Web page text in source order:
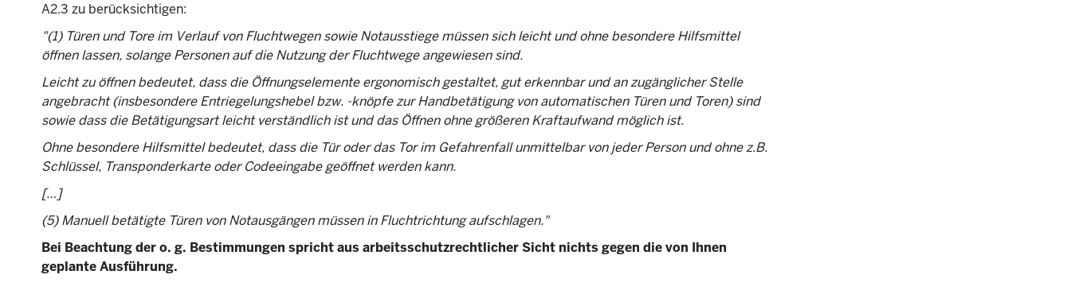
A2.3 zu berücksichtigen:
"(1) Türen und Tore im Verlauf von Fluchtwegen sowie Notausstiege müssen sich leicht und ohne besondere Hilfsmittel
öffnen lassen, solange Personen auf die Nutzung der Fluchtwege angewiesen sind.
Leicht zu öffnen bedeutet, dass die Öffnungselemente ergonomisch gestaltet, gut erkennbar und an zugänglicher Stelle
angebracht (insbesondere Entriegelungshebel bzw. -knöpfe zur Handbetätigung von automatischen Türen und Toren) sind
sowie dass die Betätigungsart leicht verständlich ist und das Öffnen ohne größeren Kraftaufwand möglich ist.
Ohne besondere Hilfsmittel bedeutet, dass die Tür oder das Tor im Gefahrenfall unmittelbar von jeder Person und ohne z.B.
Schlüssel, Transponderkarte oder Codeeingabe geöffnet werden kann.
[…]
(5) Manuell betätigte Türen von Notausgängen müssen in Fluchtrichtung aufschlagen."
Bei Beachtung der o. g. Bestimmungen spricht aus arbeitsschutzrechtlicher Sicht nichts gegen die von Ihnen
geplante Ausführung.